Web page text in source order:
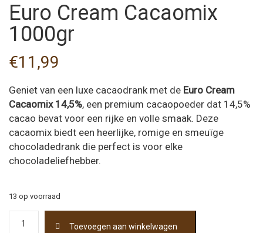
Euro Cream Cacaomix
1000gr
€11,99
Geniet van een luxe cacaodrank met de Euro Cream
Cacaomix 14,5%, een premium cacaopoeder dat 14,5%
cacao bevat voor een rijke en volle smaak. Deze
cacaomix biedt een heerlijke, romige en smeuïge
chocoladedrank die perfect is voor elke
chocoladeliefhebber.
13 op voorraad
Cream
Toevoegen aan winkelwagen